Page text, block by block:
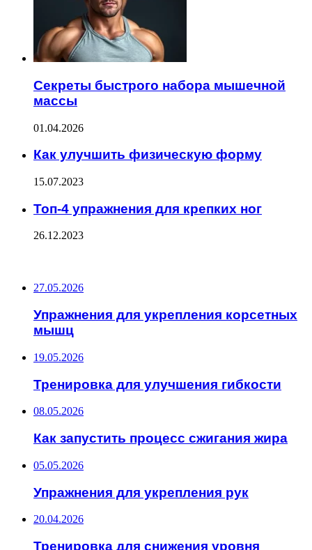
Секреты быстрого набора мышечной
массы
01.04.2026
Как улучшить физическую форму
15.07.2023
Топ-4 упражнения для крепких ног
26.12.2023
27.05.2026
Упражнения для укрепления корсетных
мышц
19.05.2026
Тренировка для улучшения гибкости
08.05.2026
Как запустить процесс сжигания жира
05.05.2026
Упражнения для укрепления рук
20.04.2026
Тренировка для снижения уровня